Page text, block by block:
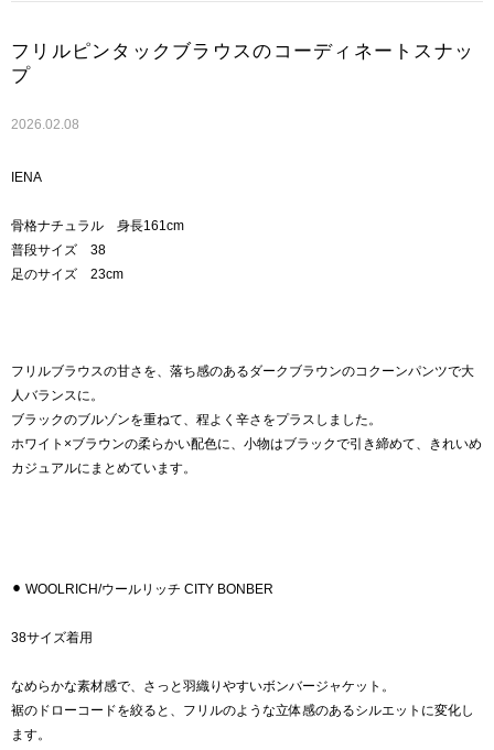
フリルピンタックブラウスのコーディネートスナッ
プ
2026.02.08
IENA
骨格ナチュラル 身長161cm
普段サイズ 38
足のサイズ 23cm
フリルブラウスの甘さを、落ち感のあるダークブラウンのコクーンパンツで大
人バランスに。
ブラックのブルゾンを重ねて、程よく辛さをプラスしました。
ホワイト×ブラウンの柔らかい配色に、小物はブラックで引き締めて、きれいめ
カジュアルにまとめています。
⚫︎ WOOLRICH/ウールリッチ CITY BONBER
38サイズ着用
なめらかな素材感で、さっと羽織りやすいボンバージャケット。
裾のドローコードを絞ると、フリルのような立体感のあるシルエットに変化し
ます。